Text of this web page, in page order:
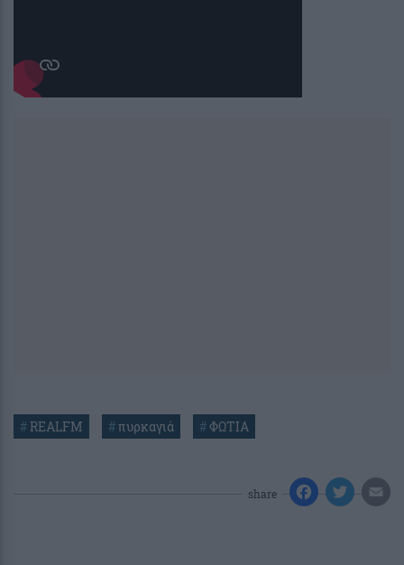
#REALFM #πυρκαγιά #ΦΩΤΙΑ
share